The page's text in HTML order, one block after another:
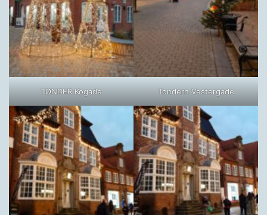
TØNDER Kogade Tondern Vestergade